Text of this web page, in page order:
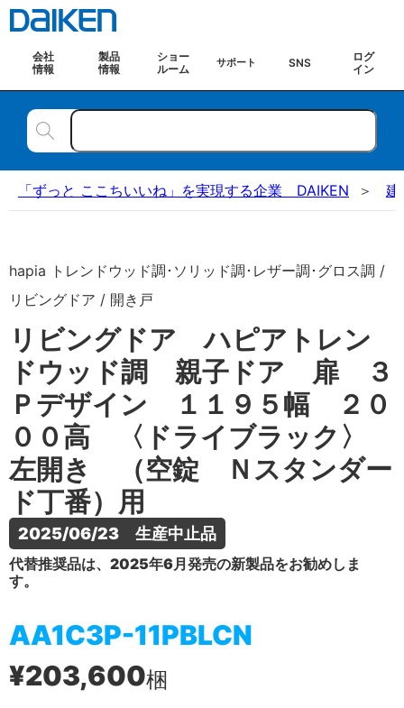
会社
情報
製品
情報
ショー
ルーム
サポート SNS
ログ
イン
「ずっと ここちいいね」を実現する企業 DAIKEN 建
hapia トレンドウッド調･ソリッド調･レザー調･グロス調 /
リビングドア / 開き戸
リビングドア ハピアトレン
ドウッド調 親子ドア 扉 ３
Ｐデザイン １１９５幅 ２０
００高 〈ドライブラック〉
左開き （空錠 Ｎスタンダー
ド丁番）用
2025/06/23　生産中止品
代替推奨品は、2025年6月発売の新製品をお勧めしま
す。
AA1C3P-11PBLCN
¥203,600梱